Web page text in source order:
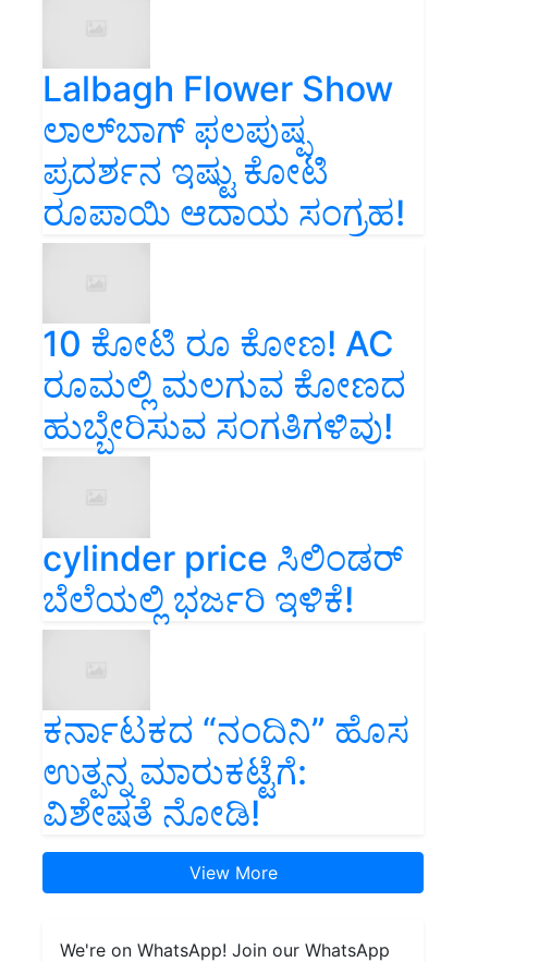
Lalbagh Flower Show
ಲಾಲ್‌ಬಾಗ್ ಫಲಪುಷ್ಪ
ಪ್ರದರ್ಶನ ಇಷ್ಟು ಕೋಟಿ
ರೂಪಾಯಿ ಆದಾಯ ಸಂಗ್ರಹ!
10 ಕೋಟಿ ರೂ ಕೋಣ! AC
ರೂಮಲ್ಲಿ ಮಲಗುವ ಕೋಣದ
ಹುಬ್ಬೇರಿಸುವ ಸಂಗತಿಗಳಿವು!
cylinder price ಸಿಲಿಂಡರ್‌
ಬೆಲೆಯಲ್ಲಿ ಭರ್ಜರಿ ಇಳಿಕೆ!
ಕರ್ನಾಟಕದ “ನಂದಿನಿ” ಹೊಸ
ಉತ್ಪನ್ನ ಮಾರುಕಟ್ಟೆಗೆ:
ವಿಶೇಷತೆ ನೋಡಿ!
View More
We're on WhatsApp! Join our WhatsApp